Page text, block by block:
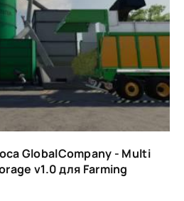
GlobalCompany - Multi
v1.0 для Farming